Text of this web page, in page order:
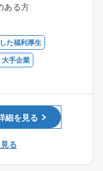
施工管理とし
。
管理職候補とし
管理、業務改善
ョン構築
ある方
方
た福利厚生
手企業
細を見る
る